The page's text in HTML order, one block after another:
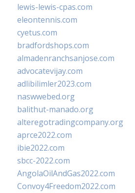
lewis-lewis-cpas.com
eleontennis.com
cyetus.com
bradfordshops.com
almadenranchsanjose.com
advocatevijay.com
adlibilimler2023.com
naswwebed.org
balithut-manado.org
alteregotradingcompany.org
aprce2022.com
ibie2022.com
sbcc-2022.com
AngolaOilAndGas2022.com
Convoy4Freedom2022.com